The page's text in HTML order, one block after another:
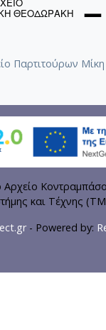
Παρτιτούρων
και Τέχνης
- Powered by: